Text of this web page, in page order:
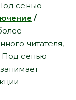
сенью
/
читателя,
Под сенью